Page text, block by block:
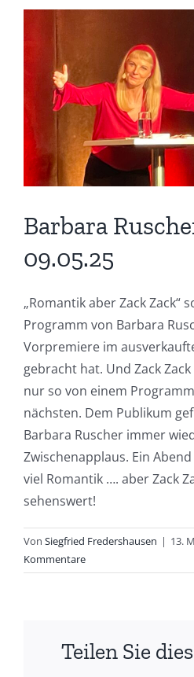
grösseres
Barbara
09.05.25
„Romantik aber Zack Zack“
Programm von Barbara
Vorpremiere im
gebracht hat. Und Zack
nur so von einem
nächsten. Dem Publikum
Barbara Ruscher immer
Zwischenapplaus. Ein
viel Romantik …. aber Zack
sehenswert!
Von Siegfried Fredershausen | 13.
Kommentare
Teilen Sie